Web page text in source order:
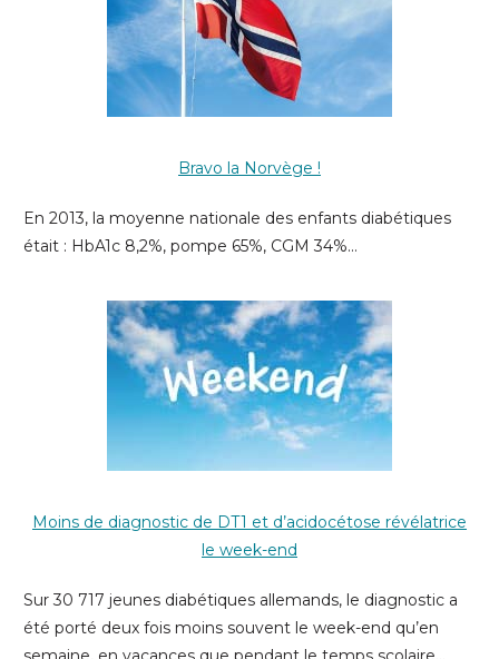
Bravo la Norvège !
En 2013, la moyenne nationale des enfants diabétiques
était : HbA1c 8,2%, pompe 65%, CGM 34%…
Moins de diagnostic de DT1 et d’acidocétose révélatrice
le week-end
Sur 30 717 jeunes diabétiques allemands, le diagnostic a
été porté deux fois moins souvent le week-end qu’en